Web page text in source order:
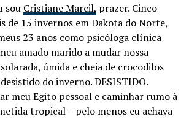
sou Cristiane Marcil, prazer. Cinco
de 15 invernos em Dakota do Norte,
23 anos como psicóloga clínica
amado marido a mudar nossa
úmida e cheia de crocodilos
do inverno. DESISTIDO.
meu Egito pessoal e caminhar rumo à
tropical – pelo menos eu achava